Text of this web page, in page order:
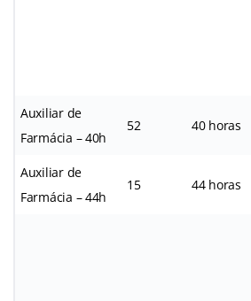
Auxiliar de
Farmácia – 40h
52 40 horas
Auxiliar de
Farmácia – 44h
15 44 horas